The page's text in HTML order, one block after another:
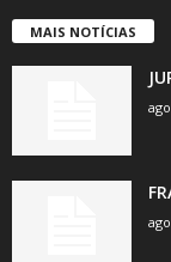
MAIS NOTÍCIAS